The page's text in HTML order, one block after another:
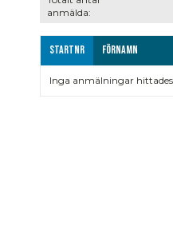
anmälda:
Startnr Förnamn
Inga anmälningar hittades